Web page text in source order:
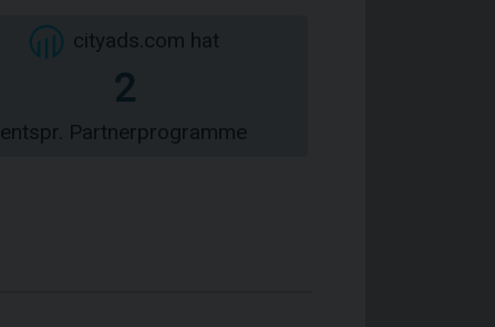
cityads.com hat
2
entspr. Partnerprogramme